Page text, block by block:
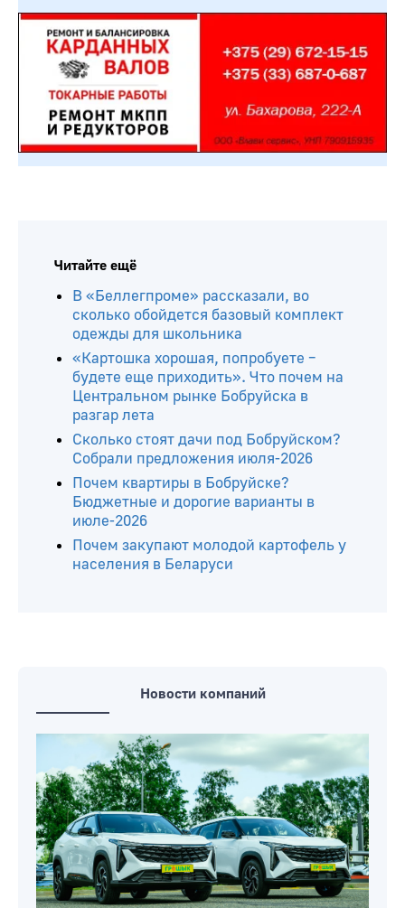
Читайте ещё
В «Беллегпроме» рассказали, во
сколько обойдется базовый комплект
одежды для школьника
«Картошка хорошая, попробуете –
будете еще приходить». Что почем на
Центральном рынке Бобруйска в
разгар лета
Сколько стоят дачи под Бобруйском?
Собрали предложения июля-2026
Почем квартиры в Бобруйске?
Бюджетные и дорогие варианты в
июле-2026
Почем закупают молодой картофель у
населения в Беларуси
Новости компаний